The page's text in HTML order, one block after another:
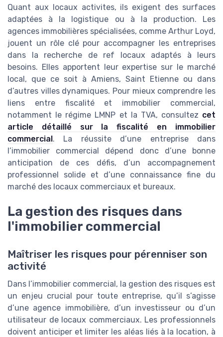
Quant aux locaux activites, ils exigent des surfaces
adaptées à la logistique ou à la production. Les
agences immobilières spécialisées, comme Arthur Loyd,
jouent un rôle clé pour accompagner les entreprises
dans la recherche de ref locaux adaptés à leurs
besoins. Elles apportent leur expertise sur le marché
local, que ce soit à Amiens, Saint Etienne ou dans
d’autres villes dynamiques. Pour mieux comprendre les
liens entre fiscalité et immobilier commercial,
notamment le régime LMNP et la TVA, consultez cet
article détaillé sur la fiscalité en immobilier
commercial. La réussite d’une entreprise dans
l’immobilier commercial dépend donc d’une bonne
anticipation de ces défis, d’un accompagnement
professionnel solide et d’une connaissance fine du
marché des locaux commerciaux et bureaux.
La gestion des risques dans
l'immobilier commercial
Maîtriser les risques pour pérenniser son
activité
Dans l’immobilier commercial, la gestion des risques est
un enjeu crucial pour toute entreprise, qu’il s’agisse
d’une agence immobilière, d’un investisseur ou d’un
utilisateur de locaux commerciaux. Les professionnels
doivent anticiper et limiter les aléas liés à la location, à